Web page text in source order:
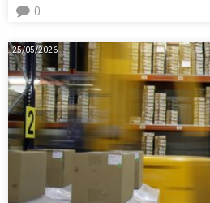
0
25/05/2026